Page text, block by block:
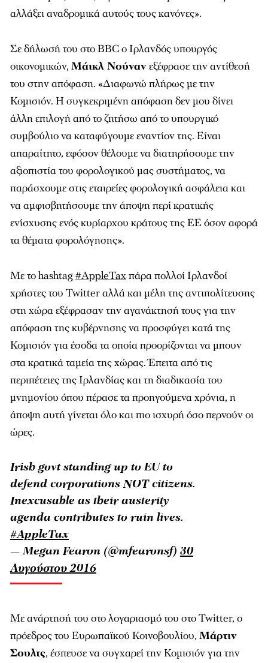
αλλάξει αναδρομικά αυτούς τους κανόνες».
Σε δήλωσή του στο BBC ο Ιρλανδός υπουργός
οικονομικών, Μάικλ Νούνανεξέφρασε την αντίθεσή
του στην απόφαση. «Διαφωνώ πλήρως με την
Κομισιόν. Η συγκεκριμένη απόφαση δεν μου δίνει
άλλη επιλογή από το ζητήσω από το υπουργικό
συμβούλιο να καταφύγουμε εναντίον της. Είναι
απαραίτητο, εφόσον θέλουμε να διατηρήσουμε την
αξιοπιστία του φορολογικού μας συστήματος, να
παράσχουμε στις εταιρείες φορολογική ασφάλεια και
να αμφισβητήσουμε την άποψη περί κρατικής
ενίσχυσης ενός κυρίαρχου κράτους της ΕΕ όσον αφορά
τα θέματα φορολόγησης».
Με το hashtag#AppleTaxπάρα πολλοί Ιρλανδοί
χρήστες του Twitter αλλά και μέλη της αντιπολίτευσης
στη χώρα εξέφρασαν την αγανάκτησή τους για την
απόφαση της κυβέρνησης να προσφύγει κατά της
Κομισιόν για έσοδα τα οποία προορίζονται να μπουν
στα κρατικά ταμεία της χώρας. Έπειτα από τις
περιπέτειες της Ιρλανδίας και τη διαδικασία του
μνημονίου όπου πέρασε τα προηγούμενα χρόνια, η
άποψη αυτή γίνεται όλο και πιο ισχυρή όσο περνούν οι
ώρες.
Irish govt standing up to EU to
defend corporations NOT citizens.
Inexcusable as their austerity
agenda contributes to ruin lives.
#AppleTax
— Megan Fearon (@mfearonsf) 30
Αυγούστου 2016
Με ανάρτησή του στο λογαριασμό του στο Twitter, ο
πρόεδρος του Ευρωπαϊκού Κοινοβουλίου, Μάρτιν
Σουλτς, έσπευσε να συγχαρεί την Κομισιόν για την